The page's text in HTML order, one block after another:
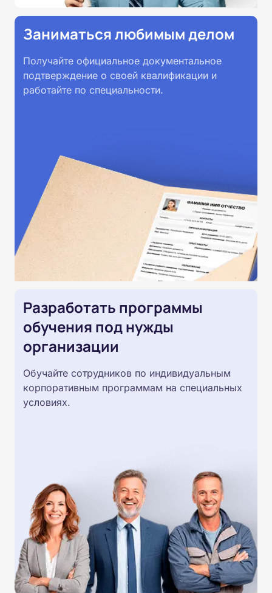
Заниматься любимым делом
Получайте официальное документальное
подтверждение о своей квалификации и
работайте по специальности.
Разработать программы
обучения под нужды
организации
Обучайте сотрудников по индивидуальным
корпоративным программам на специальных
условиях.